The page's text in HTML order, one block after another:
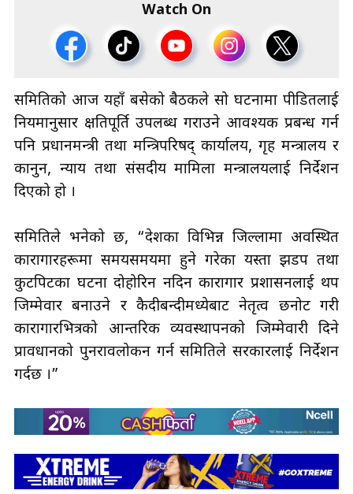
Watch On
समितिको आज यहाँ बसेको बैठकले सो घटनामा पीडितलाई
नियमानुसार क्षतिपूर्ति उपलब्ध गराउने आवश्यक प्रबन्ध गर्न
पनि प्रधानमन्त्री तथा मन्त्रिपरिषद् कार्यालय, गृह मन्त्रालय र
कानुन, न्याय तथा संसदीय मामिला मन्त्रालयलाई निर्देशन
दिएको हो ।
समितिले भनेको छ, “देशका विभिन्न जिल्लामा अवस्थित
कारागारहरूमा समयसमयमा हुने गरेका यस्ता झडप तथा
कुटपिटका घटना दोहोरिन नदिन कारागार प्रशासनलाई थप
जिम्मेवार बनाउने र कैदीबन्दीमध्येबाट नेतृत्व छनोट गरी
कारागारभित्रको आन्तरिक व्यवस्थापनको जिम्मेवारी दिने
प्रावधानको पुनरावलोकन गर्न समितिले सरकारलाई निर्देशन
गर्दछ ।”